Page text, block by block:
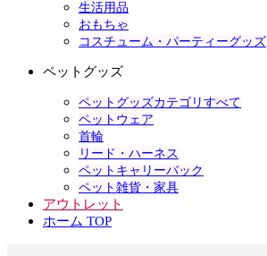
生活用品
おもちゃ
コスチューム・パーティーグッズ
ペットグッズ
ペットグッズカテゴリすべて
ペットウェア
首輪
リード・ハーネス
ペットキャリーバック
ペット雑貨・家具
アウトレット
ホーム TOP